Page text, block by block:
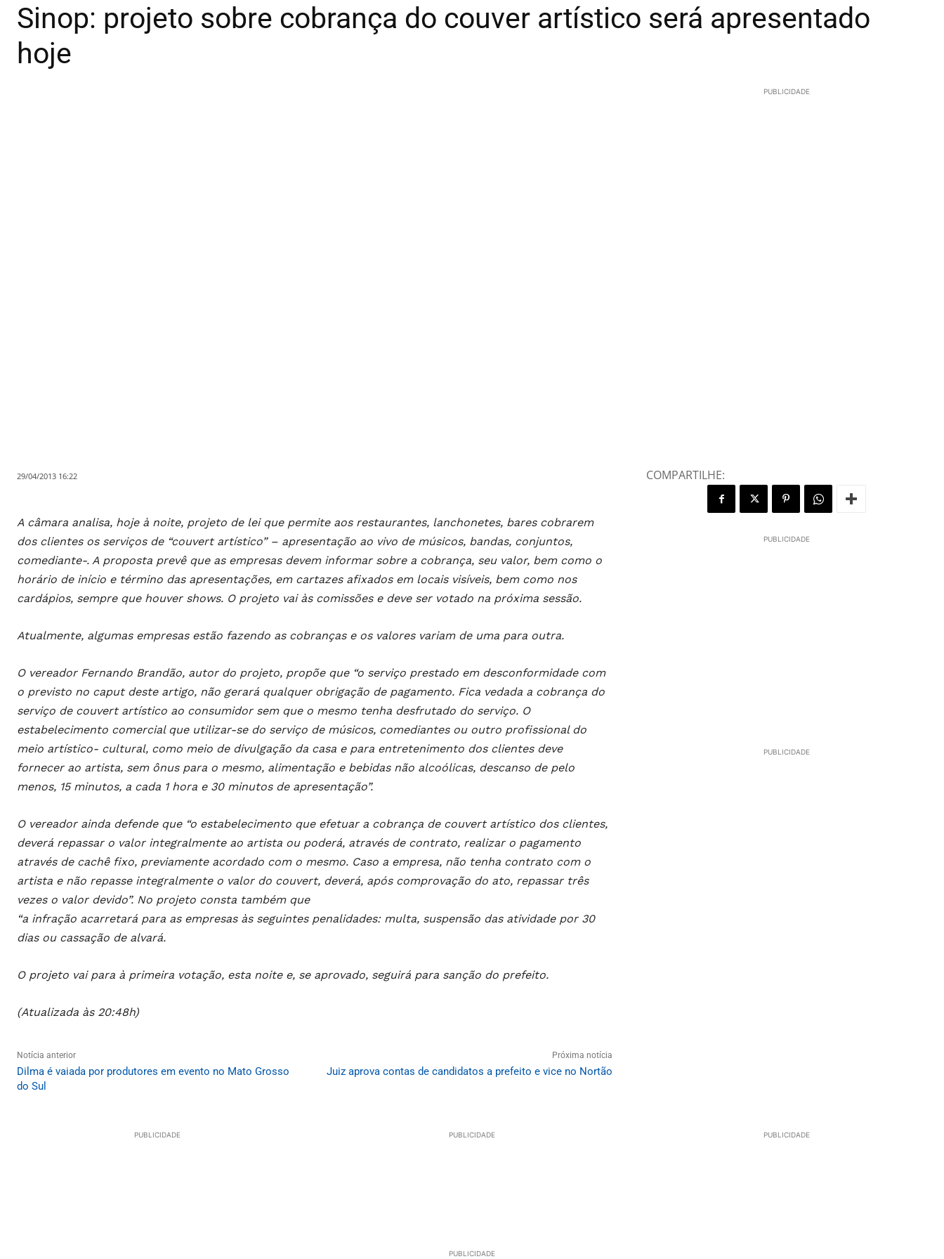
Sinop: projeto sobre cobrança do couver artístico será apresentado
hoje
PUBLICIDADE
29/04/2013 16:22
A câmara analisa, hoje à noite, projeto de lei que permite aos restaurantes, lanchonetes, bares cobrarem
dos clientes os serviços de “couvert artístico” – apresentação ao vivo de músicos, bandas, conjuntos,
comediante-. A proposta prevê que as empresas devem informar sobre a cobrança, seu valor, bem como o
horário de início e término das apresentações, em cartazes afixados em locais visíveis, bem como nos
cardápios, sempre que houver shows. O projeto vai às comissões e deve ser votado na próxima sessão.
Atualmente, algumas empresas estão fazendo as cobranças e os valores variam de uma para outra.
O vereador Fernando Brandão, autor do projeto, propõe que “o serviço prestado em desconformidade com
o previsto no caput deste artigo, não gerará qualquer obrigação de pagamento. Fica vedada a cobrança do
serviço de couvert artístico ao consumidor sem que o mesmo tenha desfrutado do serviço. O
estabelecimento comercial que utilizar-se do serviço de músicos, comediantes ou outro profissional do
meio artístico- cultural, como meio de divulgação da casa e para entretenimento dos clientes deve
fornecer ao artista, sem ônus para o mesmo, alimentação e bebidas não alcoólicas, descanso de pelo
menos, 15 minutos, a cada 1 hora e 30 minutos de apresentação”.
O vereador ainda defende que “o estabelecimento que efetuar a cobrança de couvert artístico dos clientes,
deverá repassar o valor integralmente ao artista ou poderá, através de contrato, realizar o pagamento
através de cachê fixo, previamente acordado com o mesmo. Caso a empresa, não tenha contrato com o
artista e não repasse integralmente o valor do couvert, deverá, após comprovação do ato, repassar três
vezes o valor devido”. No projeto consta também que
“a infração acarretará para as empresas às seguintes penalidades: multa, suspensão das atividade por 30
dias ou cassação de alvará.
O projeto vai para à primeira votação, esta noite e, se aprovado, seguirá para sanção do prefeito.
(Atualizada às 20:48h)
Notícia anterior
Dilma é vaiada por produtores em evento no Mato Grosso
do Sul
Próxima notícia
Juiz aprova contas de candidatos a prefeito e vice no Nortão
COMPARTILHE:
PUBLICIDADE
PUBLICIDADE
PUBLICIDADE PUBLICIDADE PUBLICIDADE
PUBLICIDADE